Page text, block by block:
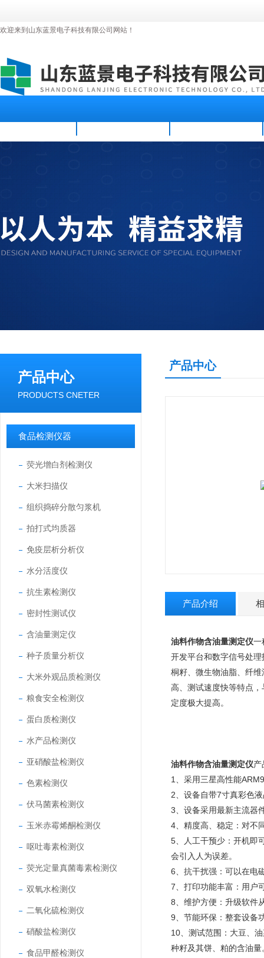
欢迎来到山东蓝景电子科技有限公司网站！
产品中心
PRODUCTS CNETER
食品检测仪器
荧光增白剂检测仪
大米扫描仪
组织捣碎分散匀浆机
拍打式均质器
免疫层析分析仪
水分活度仪
抗生素检测仪
密封性测试仪
含油量测定仪
种子质量分析仪
大米外观品质检测仪
粮食安全检测仪
蛋白质检测仪
水产品检测仪
亚硝酸盐检测仪
色素检测仪
伏马菌素检测仪
玉米赤霉烯酮检测仪
呕吐毒素检测仪
荧光定量真菌毒素检测仪
双氧水检测仪
二氧化硫检测仪
硝酸盐检测仪
食品甲醛检测仪
产品中心
产品介绍
油料作物含油量测定仪一
开发平台和数字信号处
桐籽、微生物油脂、纤
高、测试速度快等特点
定度极大提高。
油料作物含油量测定仪产
1、采用三星高性能
2、设备自带7寸真彩色
3、设备采用最新主流器
4、精度高、稳定：对不
5、人工干预少：开机即
会引入人为误差。
6、抗干扰强：可以在电
7、打印功能丰富：用户
8、维护方便：升级软件
9、节能环保：整套设备
10、测试范围：大豆、
种籽及其饼、粕的含油量